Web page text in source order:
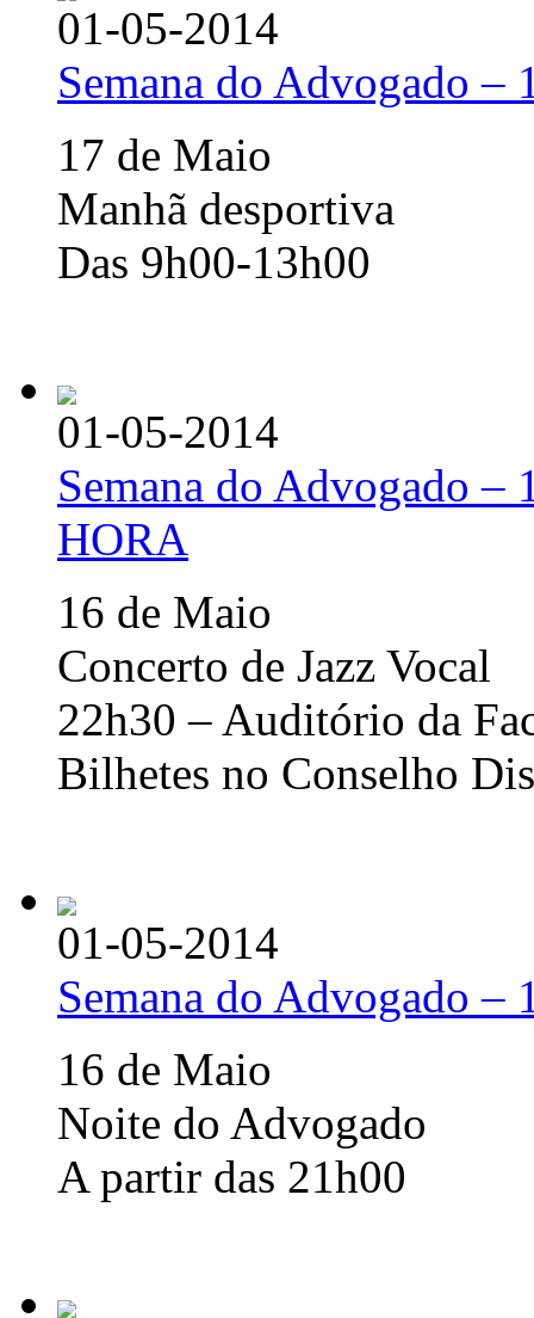
01-05-2014
Semana do Advogado –
17 de Maio
Manhã desportiva
Das 9h00-13h00
01-05-2014
Semana do Advogado
HORA
16 de Maio
Concerto de Jazz Vocal
22h30 – Auditório da
Bilhetes no Conselho
01-05-2014
Semana do Advogado –
16 de Maio
Noite do Advogado
A partir das 21h00